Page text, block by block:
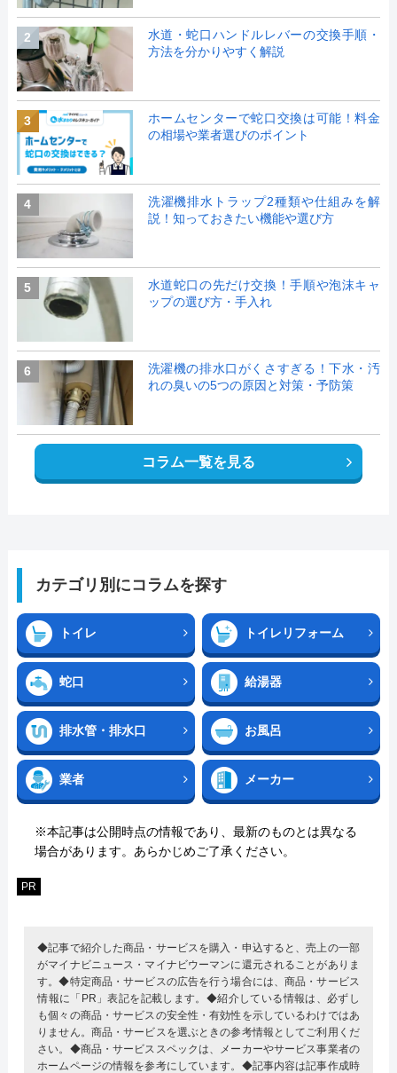
2
水道・蛇口ハンドルレバーの交換手順・
方法を分かりやすく解説
3
ホームセンターで蛇口交換は可能！料金
の相場や業者選びのポイント
4
洗濯機排水トラップ2種類や仕組みを解
説！知っておきたい機能や選び方
5
水道蛇口の先だけ交換！手順や泡沫キャ
ップの選び方・手入れ
6
洗濯機の排水口がくさすぎる！下水・汚
れの臭いの5つの原因と対策・予防策
コラム一覧を見る
カテゴリ別にコラムを探す
トイレ トイレリフォーム
蛇口 給湯器
排水管・排水口 お風呂
業者 メーカー
※本記事は公開時点の情報であり、最新のものとは異なる
場合があります。あらかじめご了承ください。
PR
◆記事で紹介した商品・サービスを購入・申込すると、売上の一部
がマイナビニュース・マイナビウーマンに還元されることがありま
す。◆特定商品・サービスの広告を行う場合には、商品・サービス
情報に「PR」表記を記載します。◆紹介している情報は、必ずし
も個々の商品・サービスの安全性・有効性を示しているわけではあ
りません。商品・サービスを選ぶときの参考情報としてご利用くだ
さい。◆商品・サービススペックは、メーカーやサービス事業者の
ホームページの情報を参考にしています。◆記事内容は記事作成時